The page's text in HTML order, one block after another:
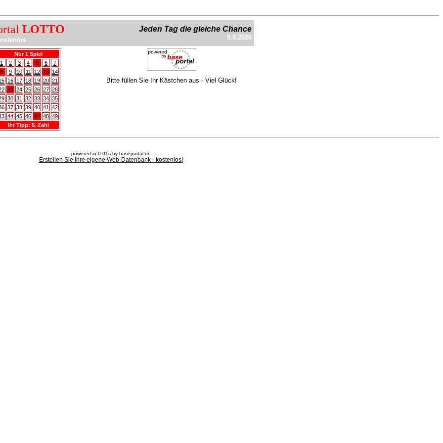
LOTTO Jeden Tag die gleiche Chance
9.8.2026
Nur 1 Spiel
1
2 3 4 5 6
7
8
9 10 11 12 13 14
16 17 18 19 20 21
23 24 25 26 27 28
30 31 32 33 34 35
37 38 39 40 41
42
44 45 46 47 48 49
Ihr Tipp: 5. Zahl
Bitte füllen Sie Ihr Kästchen aus - Viel Glück!
powered in 0.01s by baseportal.de
Erstellen Sie Ihre eigene Web-Datenbank - kostenlos!